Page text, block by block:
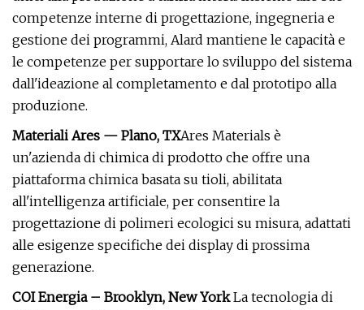
competenze interne di progettazione, ingegneria e
gestione dei programmi, Alard mantiene le capacità e
le competenze per supportare lo sviluppo del sistema
dall'ideazione al completamento e dal prototipo alla
produzione.
Materiali Ares — Plano, TXAres Materials è
un'azienda di chimica di prodotto che offre una
piattaforma chimica basata su tioli, abilitata
all'intelligenza artificiale, per consentire la
progettazione di polimeri ecologici su misura, adattati
alle esigenze specifiche dei display di prossima
generazione.
COI Energia – Brooklyn, New YorkLa tecnologia di